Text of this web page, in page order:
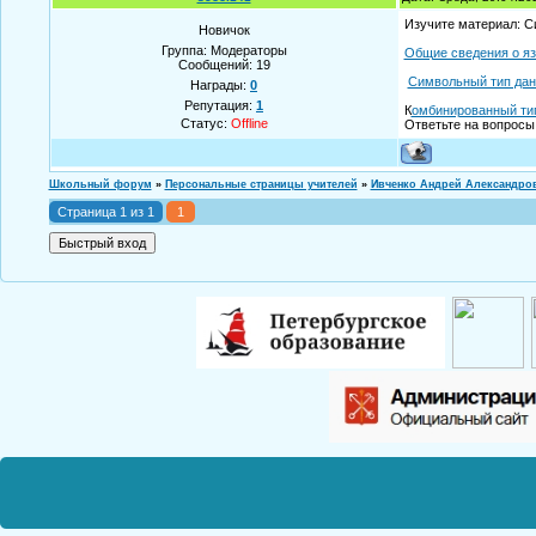
Новичок
Группа: Модераторы
Сообщений: 19
Награды: 0
Репутация: 1
Статус: Offline
Изучите материал:
Общие сведения о
Символьный тип
Комбинированный
Ответьте на
Школьный форум » Персональные страницы учителей » Ивченко Андрей
Страница 1 из 1 1